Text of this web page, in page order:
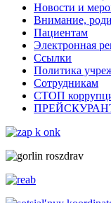
Новости и
Внимание,
Пациентам
Электронная
Ссылки
Политика
Сотрудникам
СТОП